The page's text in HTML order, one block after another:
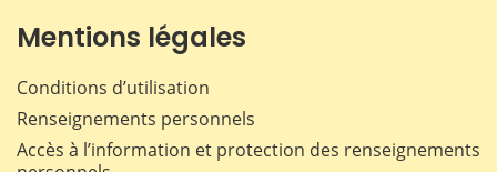
Mentions légales
Conditions d’utilisation
Renseignements personnels
Accès à l’information et protection des renseignements